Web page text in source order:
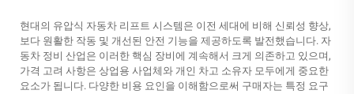
현대의 유압식 자동차 리프트 시스템은 이전 세대에 비해 신뢰성 향상,
보다 원활한 작동 및 개선된 안전 기능을 제공하도록 발전했습니다. 자
동차 정비 산업은 이러한 핵심 장비에 계속해서 크게 의존하고 있으며,
가격 고려 사항은 상업용 사업체와 개인 차고 소유자 모두에게 중요한
요소가 됩니다. 다양한 비용 요인을 이해함으로써 구매자는 특정 요구